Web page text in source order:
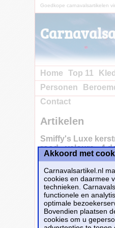
Goedkope carnavalsartikelen
Home Top 11
Personen
Contact
Artikelen
Smiffy's Luxe
rood - velours - 4
Transformeer je in de
dit prachtige, luxe
is uitgevoerd in
voor een warme en
Het vierdelige pak
riem en bijpassende
Akkoord met
Carnavalsartikel.nl
cookies en daarmee
technieken.
functionele en
optimale
Bovendien plaatsen
cookies om u